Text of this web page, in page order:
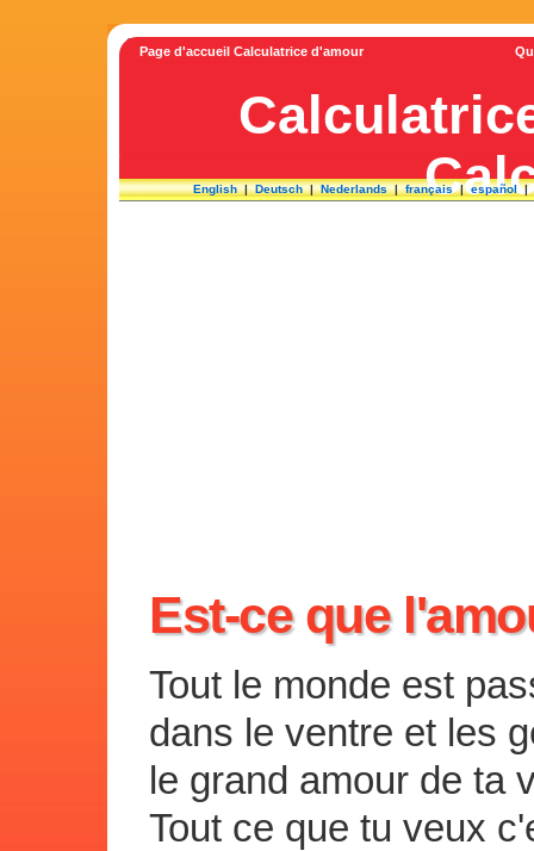
Page d'accueil Calculatrice d'amour
English|Deutsch|Nederlands|français| español|
Est-ce que
Tout le monde est
dans le ventre et les
le grand amour de ta
Tout ce que tu veux